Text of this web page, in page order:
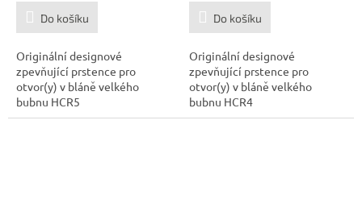
Do košíku
Originální designové
zpevňující prstence pro
otvor(y) v bláně velkého
bubnu HCR5
Do košíku
Originální designové
zpevňující prstence pro
otvor(y) v bláně velkého
bubnu HCR4